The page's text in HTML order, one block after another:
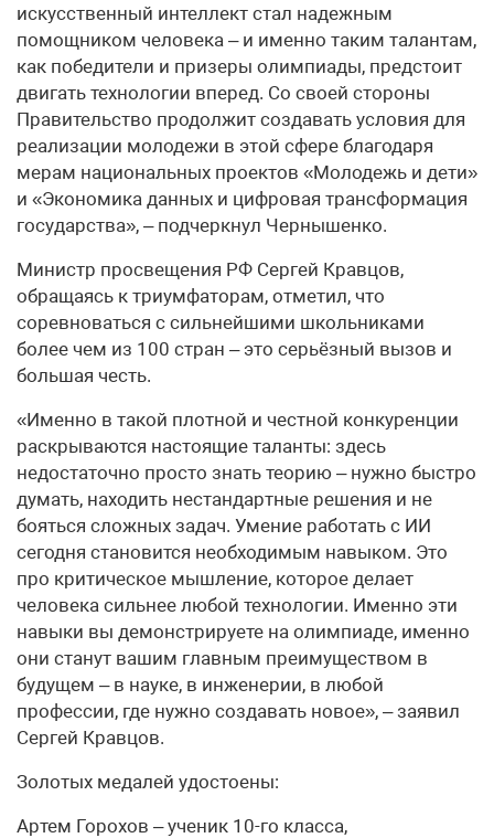
искусственный интеллект стал надежным
помощником человека – и именно таким талантам,
как победители и призеры олимпиады, предстоит
двигать технологии вперед. Со своей стороны
Правительство продолжит создавать условия для
реализации молодежи в этой сфере благодаря
мерам национальных проектов «Молодежь и дети»
и «Экономика данных и цифровая трансформация
государства», – подчеркнул Чернышенко.
Министр просвещения РФ Сергей Кравцов,
обращаясь к триумфаторам, отметил, что
соревноваться с сильнейшими школьниками
более чем из 100 стран – это серьёзный вызов и
большая честь.
«Именно в такой плотной и честной конкуренции
раскрываются настоящие таланты: здесь
недостаточно просто знать теорию – нужно быстро
думать, находить нестандартные решения и не
бояться сложных задач. Умение работать с ИИ
сегодня становится необходимым навыком. Это
про критическое мышление, которое делает
человека сильнее любой технологии. Именно эти
навыки вы демонстрируете на олимпиаде, именно
они станут вашим главным преимуществом в
будущем – в науке, в инженерии, в любой
профессии, где нужно создавать новое», – заявил
Сергей Кравцов.
Золотых медалей удостоены:
Артем Горохов – ученик 10-го класса,